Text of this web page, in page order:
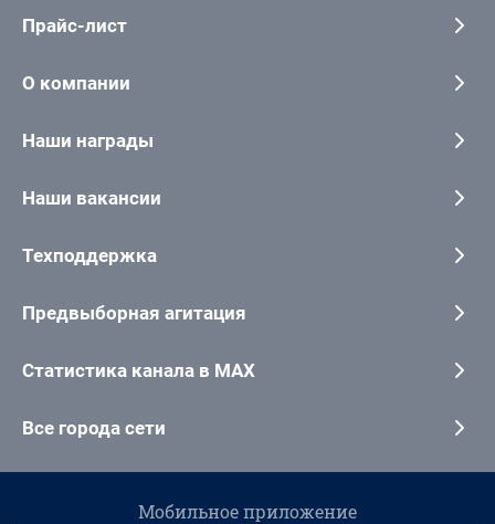
Прайс-лист
О компании
Наши награды
Наши вакансии
Техподдержка
Предвыборная агитация
Статистика канала в MAX
Все города сети
Мобильное приложение